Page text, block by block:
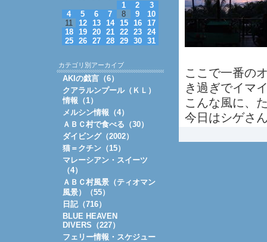
ここで一番の
き過ぎでイマ
こんな風に、
今日はシゲさ
1
2
3
4
5 6 7 8 9
10
11
12 13 14 15 16
17
18
19 20 21 22 23
24
25
26 27 28 29 30 31
カテゴリ別アーカイブ
AKIの戯言（6）
クアラルンプール（ＫＬ）
情報（1）
メルシン情報（4）
ＡＢＣ村で食べる（30）
ダイビング（2002）
猫＝クチン（15）
マレーシアン・スイーツ
（4）
ＡＢＣ村風景（ティオマン
風景）（55）
日記（716）
BLUE HEAVEN
DIVERS（227）
フェリー情報・スケジュー